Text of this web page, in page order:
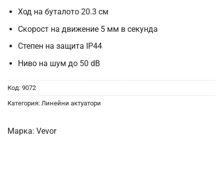
Ход на буталото 20.3 см
Скорост на движение 5 мм в секунда
Степен на защита IP44
Ниво на шум до 50 dB
Код: 9072
Категория: Линейни актуатори
Марка: Vevor